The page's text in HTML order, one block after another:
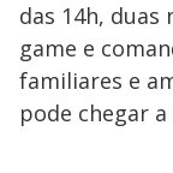
das 14h,
game e
familiares e
pode chegar a